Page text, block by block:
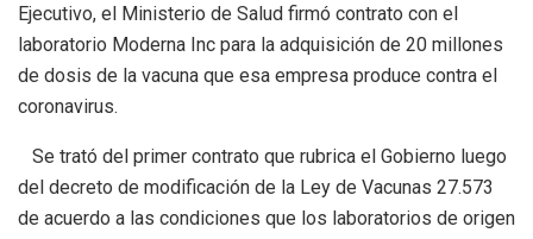
Ejecutivo, el Ministerio de Salud firmó contrato con el
laboratorio Moderna Inc para la adquisición de 20 millones
de dosis de la vacuna que esa empresa produce contra el
coronavirus.
Se trató del primer contrato que rubrica el Gobierno luego
del decreto de modificación de la Ley de Vacunas 27.573
de acuerdo a las condiciones que los laboratorios de origen